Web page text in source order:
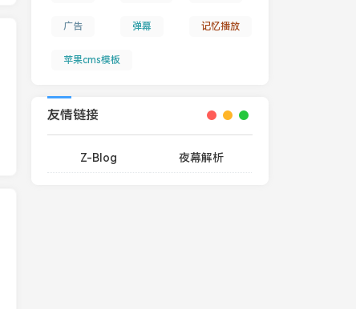
广告 弹幕 记忆播放
苹果cms模板
友情链接
Z-Blog 夜幕解析